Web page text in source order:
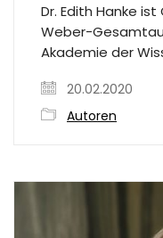
Dr. Edith Hanke
Weber-
Akademie der
20.02.2020
Autoren